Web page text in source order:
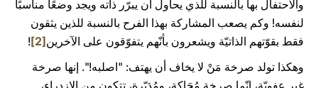
والاحتفال بها بالنسبة للذي يحاول أن يبرّر ذاته ويجد وضعًا مناسبًا
لنفسه! وكم يصعب المشاركة بهذا الفرح بالنسبة للذين يثقون
فقط بقوّتهم الذاتيّة ويشعرون بأنّهم يتفوّقون على الآخرين[2]
!
وهكذا تولد صرخة مَنْ لا يخاف أن يهتف: "اصلبه!". إنها صرخة
غير عفويّة، إنّما صرخة مُحَاكة، ومُدَبّرة، تتكون من الازدراء،